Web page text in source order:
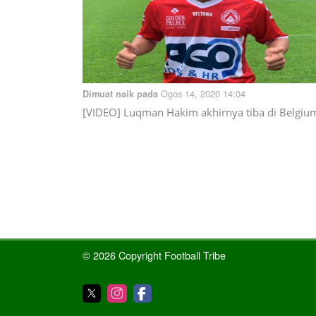
Dimuat naik pada Ogos 14, 2020 14:04
[VIDEO] Luqman Hakim akhirnya tiba di
© 2026 Copyright Football Tribe